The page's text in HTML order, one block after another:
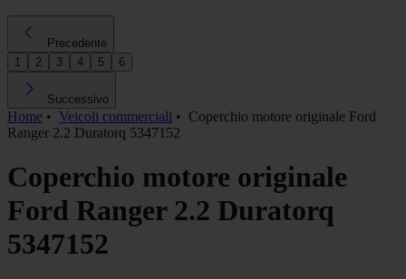
Precedente
1
2 3 4 5 6
Successivo
Home • Veicoli commerciali • Coperchio motore originale Ford
Ranger 2.2 Duratorq 5347152
Coperchio motore originale
Ford Ranger 2.2 Duratorq
5347152